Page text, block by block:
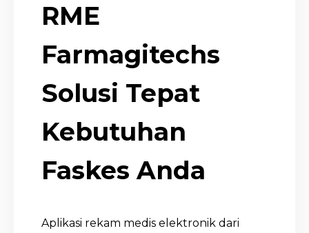
RME
Farmagitechs
Solusi Tepat
Kebutuhan
Faskes Anda
Aplikasi rekam medis elektronik dari